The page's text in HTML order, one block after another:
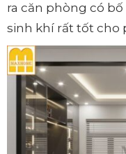
ra căn phòng có
sinh khí rất tốt cho